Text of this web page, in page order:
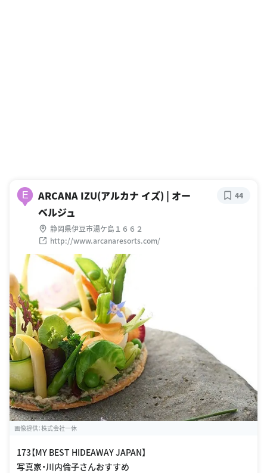
E
ARCANA IZU(アルカナ イズ) | オー
ベルジュ
静岡県伊豆市湯ケ島１６６２
http://www.arcanaresorts.com/
44
画像提供：株式会社一休
173【MY BEST HIDEAWAY JAPAN】
写真家・川内倫子さんおすすめ